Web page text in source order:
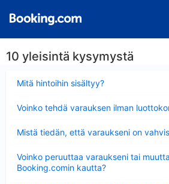
10 yleisintä kysymystä
Mitä hintoihin sisältyy?
Voinko tehdä varauksen ilman
Mistä tiedän, että varaukseni on
Voinko peruuttaa varaukseni tai
Booking.comin kautta?